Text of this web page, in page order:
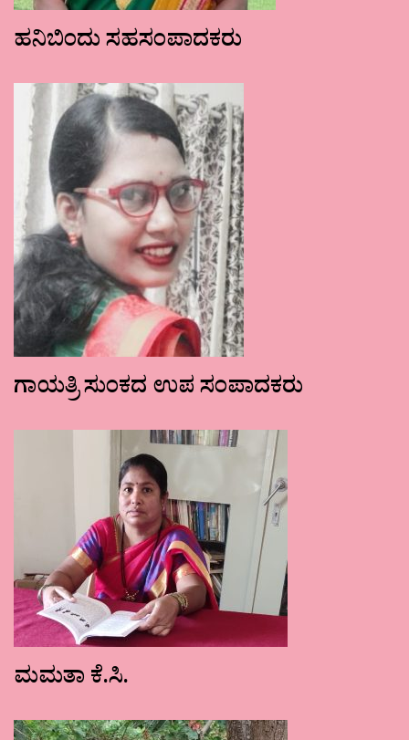
ಹನಿಬಿಂದು ಸಹಸಂಪಾದಕರು
ಗಾಯತ್ರಿ ಸುಂಕದ ಉಪ ಸಂಪಾದಕರು
ಮಮತಾ ಕೆ.ಸಿ.